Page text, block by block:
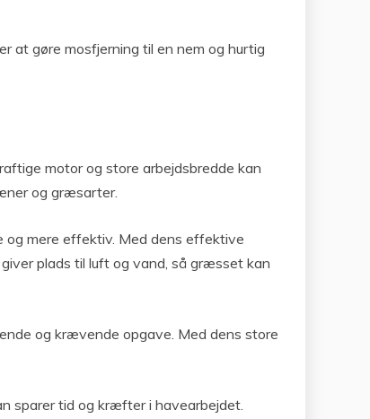
at gøre mosfjerning til en nem og hurtig
motor og store arbejdsbredde kan
og græsarter.
og mere effektiv. Med dens effektive
plads til luft og vand, så græsset kan
og krævende opgave. Med dens store
sparer tid og kræfter i havearbejdet.